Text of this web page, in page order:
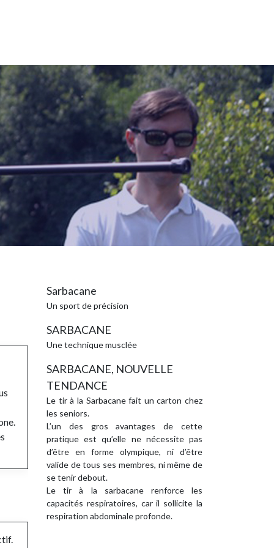
Sarbacane
Un sport de précision
SARBACANE
Une technique musclée
SARBACANE, NOUVELLE
TENDANCE
Le tir à la Sarbacane fait un carton chez
les seniors.
L’un des gros avantages de cette
pratique est qu’elle ne nécessite pas
d’être en forme olympique, ni d’être
valide de tous ses membres, ni même de
se tenir debout.
Le tir à la sarbacane renforce les
capacités respiratoires, car il sollicite la
respiration abdominale profonde.